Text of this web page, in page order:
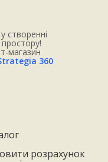
створенні
магазин
360
розрахунок